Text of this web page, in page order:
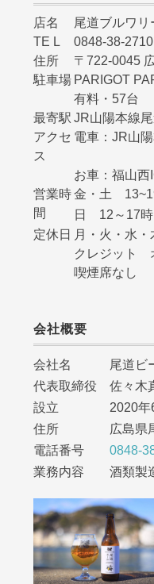
店名
尾道ブルワリ
TE L
0848-38-2710
住所
〒722-0045
駐車場 PARIGOT
有料・57台
最寄駅 JR山陽本線
アクセ
ス
電車：JR山
お車：福山
営業時
間
金・土
日 12～17時
定休日 月・火・水・
クレジット
喫煙席なし
会社概要
会社名 尾道ビー
代表取締役 佐々木
設立 2020年6
住所 広島県尾
電話番号0848-
業務内容 酒類製造